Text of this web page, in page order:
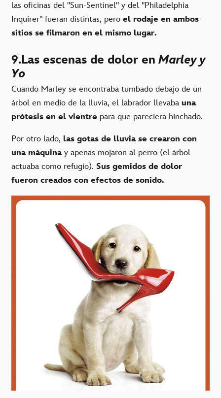
las oficinas del "Sun-Sentinel" y del "Philadelphia
Inquirer" fueran distintas, pero el rodaje en ambos
sitios se filmaron en el mismo lugar.
9.Las escenas de dolor en Marley y
Yo
Cuando Marley se encontraba tumbado debajo de un
árbol en medio de la lluvia, el labrador llevaba una
prótesis en el vientre para que pareciera hinchado.
Por otro lado, las gotas de lluvia se crearon con
una máquinay apenas mojaron al perro (el árbol
actuaba como refugio). Sus gemidos de dolor
fueron creados con efectos de sonido.